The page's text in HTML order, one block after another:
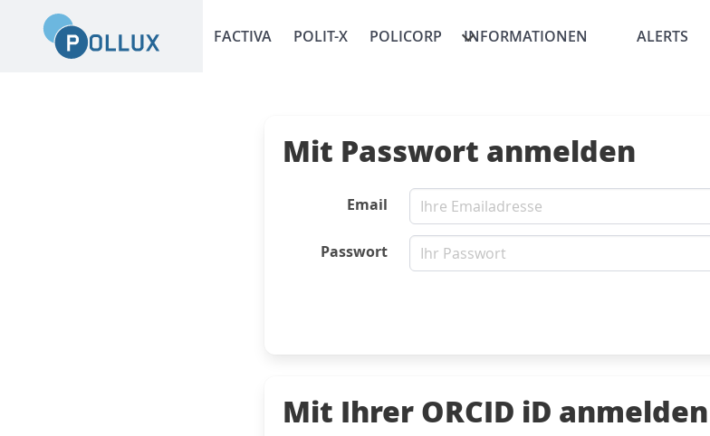
FACTIVA POLIT-X POLICORP INFORMATIONEN ALERTS
Mit Passwort anmelden
Email
Passwort
Mit Ihrer ORCID iD anmelden